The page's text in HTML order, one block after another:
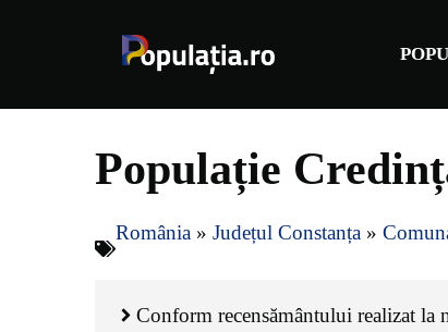
Populație
România » Județul Constanța »
Conform recensământului realizat